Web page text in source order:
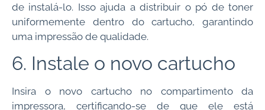
de instalá-lo. Isso ajuda a distribuir o pó de toner
uniformemente dentro do cartucho, garantindo
uma impressão de qualidade.
6. Instale o novo cartucho
Insira o novo cartucho no compartimento da
impressora, certificando-se de que ele está